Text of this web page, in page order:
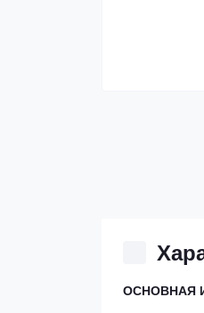
ОСНОВНАЯ